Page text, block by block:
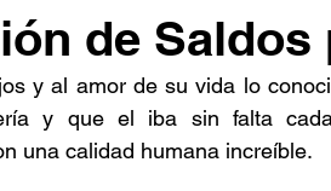
de Saldos
y al amor de su vida lo
y que el iba sin falta
una calidad humana increíble.